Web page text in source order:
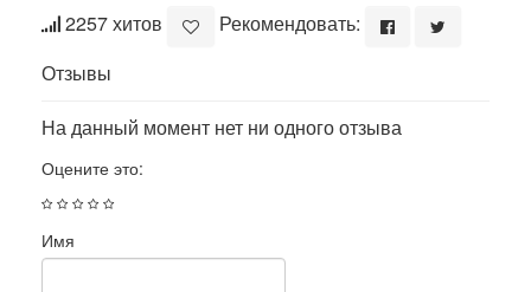
2257 хитов
Рекомендовать:
Отзывы
На данный момент нет ни одного отзыва
Оцените это:
Имя